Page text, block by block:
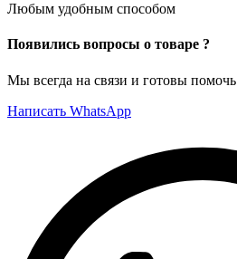
Любым удобным способом
Появились вопросы о товаре ?
Мы всегда на связи и готовы помочь
Написать WhatsApp